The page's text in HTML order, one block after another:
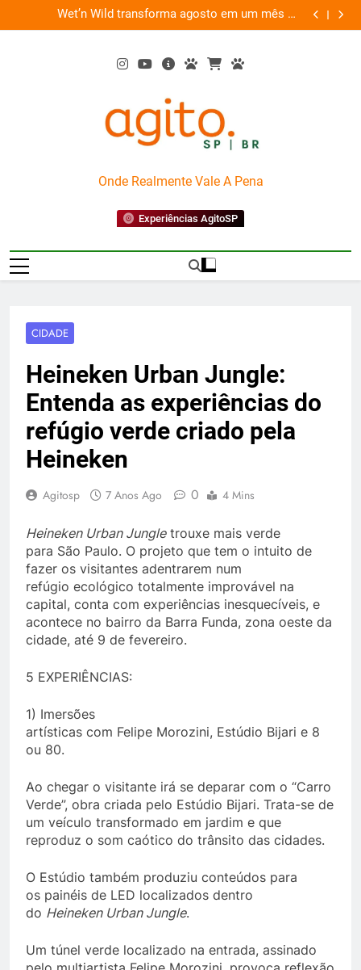
to
Wet’n Wild transforma agosto em um mês de
diversão e conexão
“Led
AgitoSP
Onde Realmente Vale A Pena
Experiências AgitoSP
CIDADE
Heineken Urban Jungle:
Entenda as experiências do
refúgio verde criado pela
Heineken
Agitosp 7 Anos Ago 0 4 Mins
Heineken Urban Jungletrouxe mais verde
para São Paulo. O projeto que tem o intuito de
fazer os visitantes adentrarem num
refúgio ecológico totalmente improvável na
capital, conta com experiências inesquecíveis, e
acontece no bairro da Barra Funda, zona oeste da
cidade, até 9 de fevereiro.
5 EXPERIÊNCIAS:
1) Imersões
artísticas com Felipe Morozini, Estúdio Bijari e 8
ou 80.
Ao chegar o visitante irá se deparar com o “Carro
Verde”, obra criada pelo Estúdio Bijari. Trata-se de
um veículo transformado em jardim e que
reproduz o som caótico do trânsito das cidades.
O Estúdio também produziu conteúdos para
os painéis de LED localizados dentro
do Heineken Urban Jungle.
Um túnel verde localizado na entrada, assinado